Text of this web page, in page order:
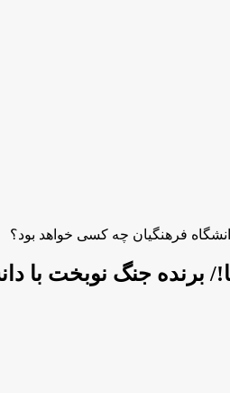
فرهنگیان چه کسی خواهد بود؟
جنگ نوبخت با